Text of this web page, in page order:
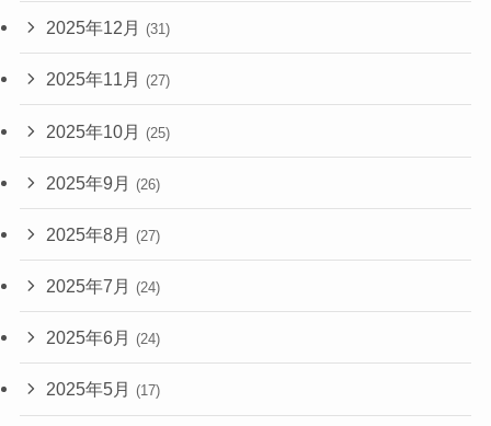
2025年12月 (31)
2025年11月 (27)
2025年10月 (25)
2025年9月 (26)
2025年8月 (27)
2025年7月 (24)
2025年6月 (24)
2025年5月 (17)